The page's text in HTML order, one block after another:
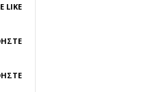
LIKE